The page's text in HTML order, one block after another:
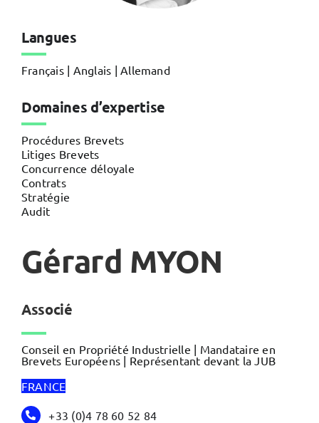
Langues
Français | Anglais | Allemand
Domaines d’expertise
Procédures Brevets
Litiges Brevets
Concurrence déloyale
Contrats
Stratégie
Audit
Gérard MYON
Associé
Conseil en Propriété Industrielle | Mandataire en
Brevets Européens | Représentant devant la JUB
FRANCE
+33 (0)4 78 60 52 84